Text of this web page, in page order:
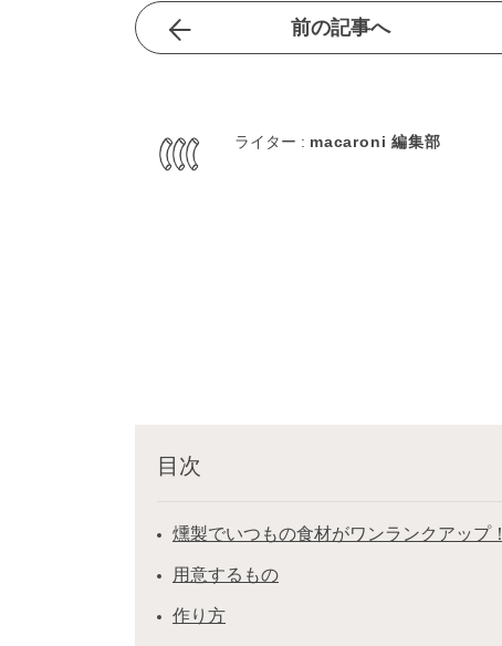
前の記事へ
ライター : macaroni 編集部
目次
燻製でいつもの食材がワンランクアップ！
用意するもの
作り方